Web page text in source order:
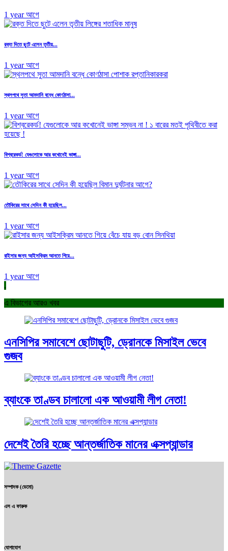
1 year আগে
রক্ত দিতে ছুটে এলেন তৃতীয়...
1 year আগে
স্থলপথে সুতা আমদানি বন্ধে কোণঠাসা...
1 year আগে
বিশ্বরেকর্ড! যেগুলোকে আর কখোনেই ভাঙ্গা...
1 year আগে
তৌকিরের সাথে সেদিন কী হয়েছিল...
1 year আগে
রাইসার জন্য আইসক্রিম আনতে গিয়ে...
1 year আগে
.
এ বিভাগের আরও খবর
এনসিপির সমাবেশে ছোটাছুটি, ড্রোনকে মিসাইল ভেবে
গুজব
ব্যাংকে তাণ্ডব চালালো এক আওয়ামী লীগ নেতা!
দেশেই তৈরি হচ্ছে আন্তর্জাতিক মানের এক্সপ্যান্ডার
সম্পাদক (ডেমো)
এস এ ফারুক
যোগাযোগ